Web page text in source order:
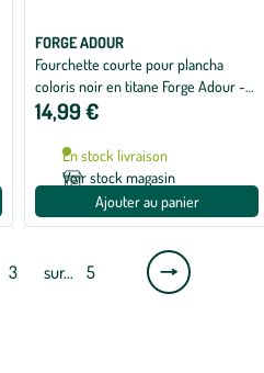
FORGE ADOUR
Fourchette courte pour plancha
coloris noir en titane Forge Adour -
29,5 x 2,8 x 1,5 cm
14,99 €
En stock livraison
Voir stock magasin
Ajouter au panier
3 sur… 5
Page
suivante